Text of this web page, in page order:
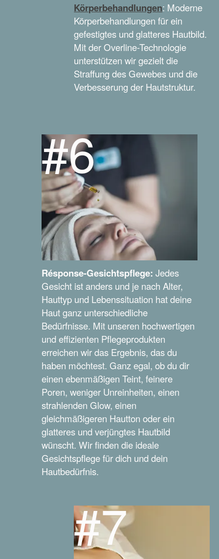
Körperbehandlungen: Moderne
Körperbehandlungen für ein
gefestigtes und glatteres Hautbild.
Mit der Overline-Technologie
unterstützen wir gezielt die
Straffung des Gewebes und die
Verbesserung der Hautstruktur.
#6
Résponse-Gesichtspflege: Jedes
Gesicht ist anders und je nach Alter,
Hauttyp und Lebenssituation hat deine
Haut ganz unterschiedliche
Bedürfnisse. Mit unseren hochwertigen
und effizienten Pflegeprodukten
erreichen wir das Ergebnis, das du
haben möchtest. Ganz egal, ob du dir
einen ebenmäßigen Teint, feinere
Poren, weniger Unreinheiten, einen
strahlenden Glow, einen
gleichmäßigeren Hautton oder ein
glatteres und verjüngtes Hautbild
wünscht. Wir finden die ideale
Gesichtspflege für dich und dein
Hautbedürfnis.
#7